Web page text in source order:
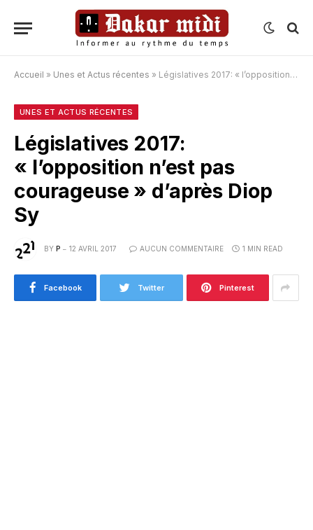
Accueil » Unes et Actus récentes » Législatives 2017: « l’opposition n’est pas courageuse » d’après Diop Sy
UNES ET ACTUS RÉCENTES
Législatives 2017:
« l’opposition n’est pas
courageuse » d’après Diop
Sy
BY P 12 AVRIL 2017 AUCUN COMMENTAIRE 1 MIN READ
Facebook Twitter Pinterest